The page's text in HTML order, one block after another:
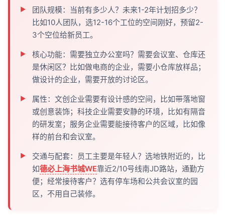
团队规模：当前有多少人？未来1-2年计划招多少？
比如10人团队，选12-16个工位的空间刚好，预留2-
3个空位给新员工。
核心功能：需要独立办公室吗？需要会议室、仓库还
是休闲区？比如做电商的企业，需要小仓库放样品；
做设计的企业，需要开放的讨论区。
属性：文创企业需要有设计感的空间，比如带落地窗
或创意装饰；科技企业需要安静的环境，比如有隔音
的研发室；服务企业需要能接待客户的区域，比如像
样的前台和会议室。
交通与配套：员工主要是年轻人？选地铁附近的，比
如德必上海书城WE靠近2/10号线南JD路站，通勤方
便；经常接待客户？选有停车场和公共会议室的园
区，不用自己装修。